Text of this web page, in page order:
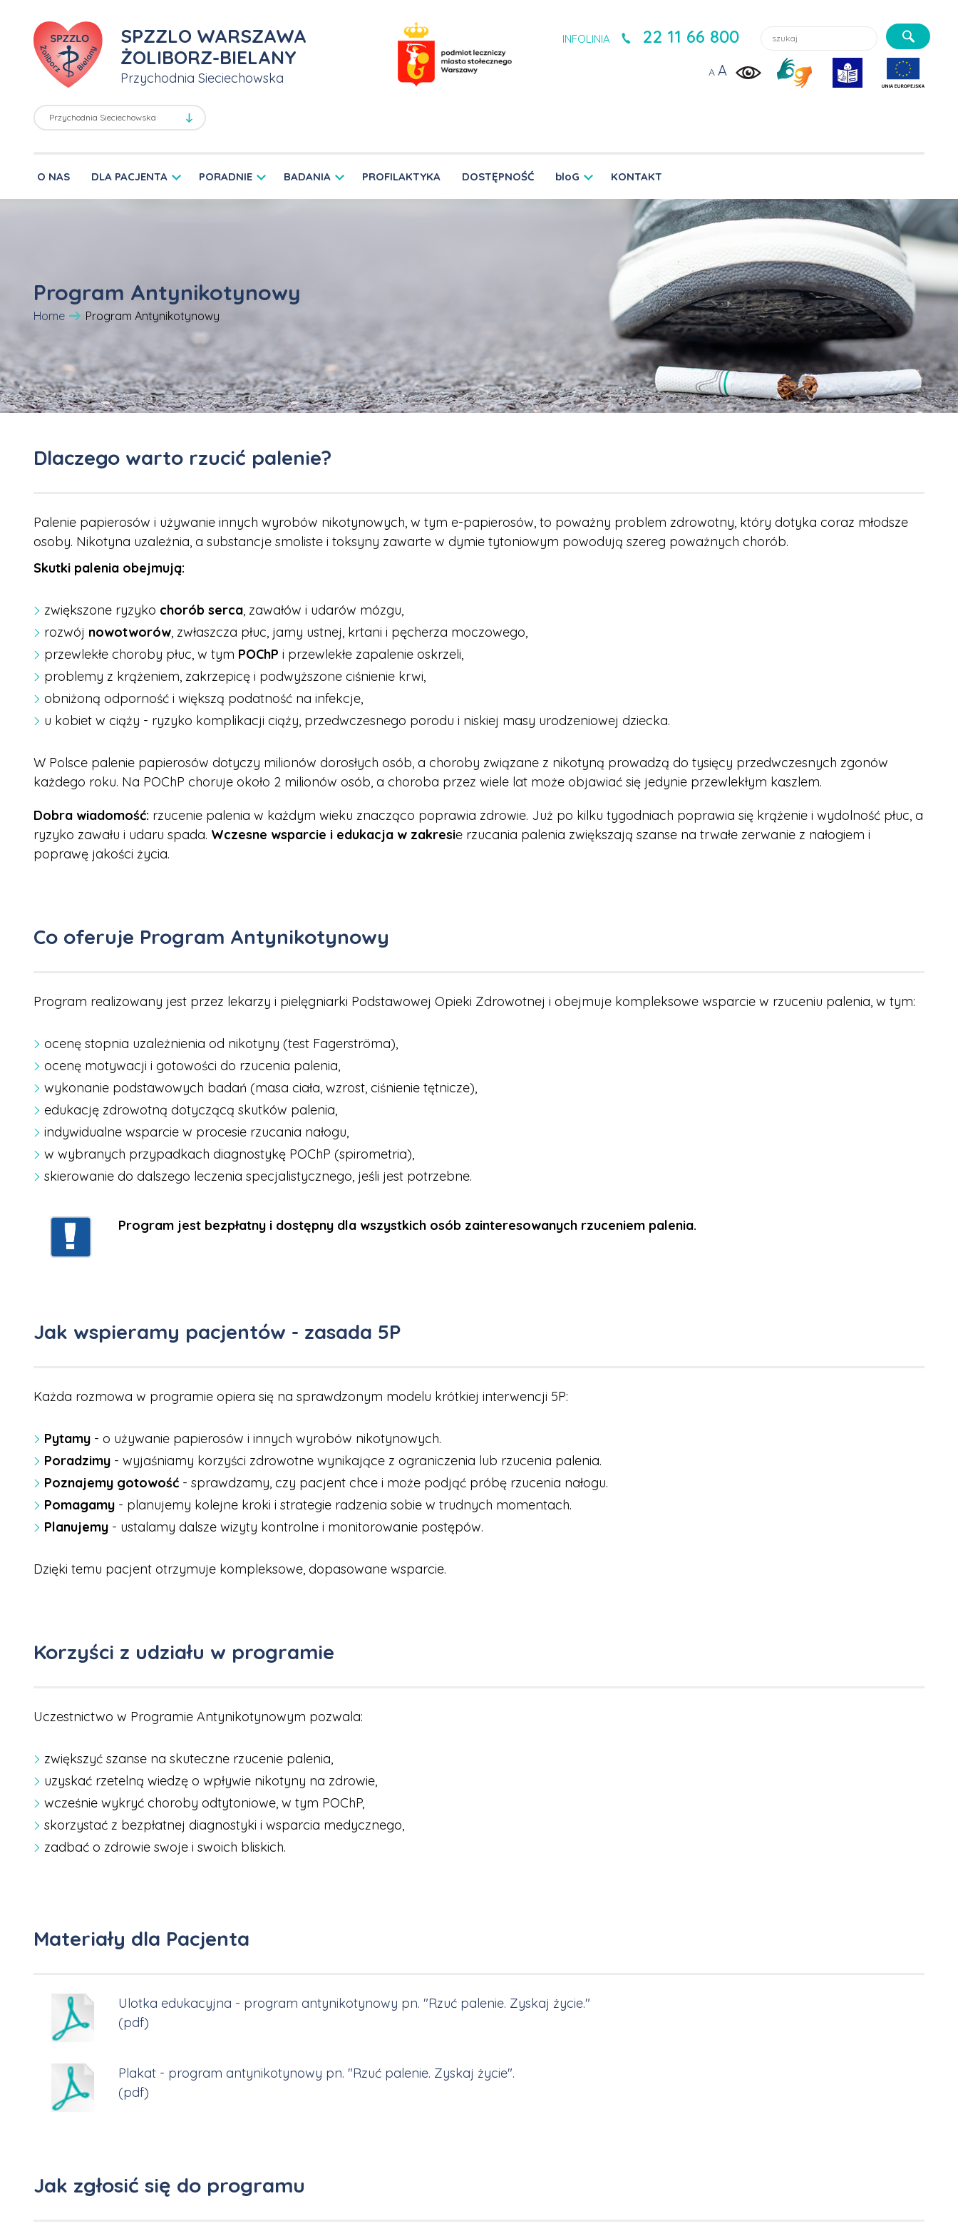
SPZZLO WARSZAWA
ŻOLIBORZ-BIELANY
Przychodnia Sieciechowska
INFOLINIA 22 11 66 800 Szukaj lekarzy, usługi, aktualności:
A A
O NAS DLA PACJENTA PORADNIE BADANIA PROFILAKTYKA DOSTĘPNOŚĆ bloG KONTAKT
Program Antynikotynowy
Home Program Antynikotynowy
Dlaczego warto rzucić palenie?
Palenie papierosów i używanie innych wyrobów nikotynowych, w tym e-papierosów, to poważny problem zdrowotny, który dotyka coraz młodsze
osoby. Nikotyna uzależnia, a substancje smoliste i toksyny zawarte w dymie tytoniowym powodują szereg poważnych chorób.
Skutki palenia obejmują:
zwiększone ryzyko chorób serca, zawałów i udarów mózgu,
rozwój nowotworów, zwłaszcza płuc, jamy ustnej, krtani i pęcherza moczowego,
przewlekłe choroby płuc, w tym POChP i przewlekłe zapalenie oskrzeli,
problemy z krążeniem, zakrzepicę i podwyższone ciśnienie krwi,
obniżoną odporność i większą podatność na infekcje,
u kobiet w ciąży - ryzyko komplikacji ciąży, przedwczesnego porodu i niskiej masy urodzeniowej dziecka.
W Polsce palenie papierosów dotyczy milionów dorosłych osób, a choroby związane z nikotyną prowadzą do tysięcy przedwczesnych zgonów
każdego roku. Na POChP choruje około 2 milionów osób, a choroba przez wiele lat może objawiać się jedynie przewlekłym kaszlem.
Dobra wiadomość: rzucenie palenia w każdym wieku znacząco poprawia zdrowie. Już po kilku tygodniach poprawia się krążenie i wydolność płuc, a
ryzyko zawału i udaru spada. Wczesne wsparcie i edukacja w zakresie rzucania palenia zwiększają szanse na trwałe zerwanie z nałogiem i
poprawę jakości życia.
Co oferuje Program Antynikotynowy
Program realizowany jest przez lekarzy i pielęgniarki Podstawowej Opieki Zdrowotnej i obejmuje kompleksowe wsparcie w rzuceniu palenia, w tym:
ocenę stopnia uzależnienia od nikotyny (test Fagerströma),
ocenę motywacji i gotowości do rzucenia palenia,
wykonanie podstawowych badań (masa ciała, wzrost, ciśnienie tętnicze),
edukację zdrowotną dotyczącą skutków palenia,
indywidualne wsparcie w procesie rzucania nałogu,
w wybranych przypadkach diagnostykę POChP (spirometria),
skierowanie do dalszego leczenia specjalistycznego, jeśli jest potrzebne.
Program jest bezpłatny i dostępny dla wszystkich osób zainteresowanych rzuceniem palenia.
Jak wspieramy pacjentów - zasada 5P
Każda rozmowa w programie opiera się na sprawdzonym modelu krótkiej interwencji 5P:
Pytamy - o używanie papierosów i innych wyrobów nikotynowych.
Poradzimy - wyjaśniamy korzyści zdrowotne wynikające z ograniczenia lub rzucenia palenia.
Poznajemy gotowość - sprawdzamy, czy pacjent chce i może podjąć próbę rzucenia nałogu.
Pomagamy - planujemy kolejne kroki i strategie radzenia sobie w trudnych momentach.
Planujemy - ustalamy dalsze wizyty kontrolne i monitorowanie postępów.
Dzięki temu pacjent otrzymuje kompleksowe, dopasowane wsparcie.
Korzyści z udziału w programie
Uczestnictwo w Programie Antynikotynowym pozwala:
zwiększyć szanse na skuteczne rzucenie palenia,
uzyskać rzetelną wiedzę o wpływie nikotyny na zdrowie,
wcześnie wykryć choroby odtytoniowe, w tym POChP,
skorzystać z bezpłatnej diagnostyki i wsparcia medycznego,
zadbać o zdrowie swoje i swoich bliskich.
Materiały dla Pacjenta
Ulotka edukacyjna - program antynikotynowy pn. "Rzuć palenie. Zyskaj życie."
(pdf)
Plakat - program antynikotynowy pn. "Rzuć palenie. Zyskaj życie".
(pdf)
Jak zgłosić się do programu